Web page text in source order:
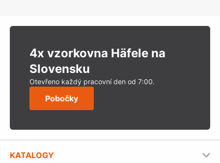
4x vzorkovna Häfele na
Slovensku
Otevřeno každý pracovní den od 7:00.
Pobočky
KATALOGY